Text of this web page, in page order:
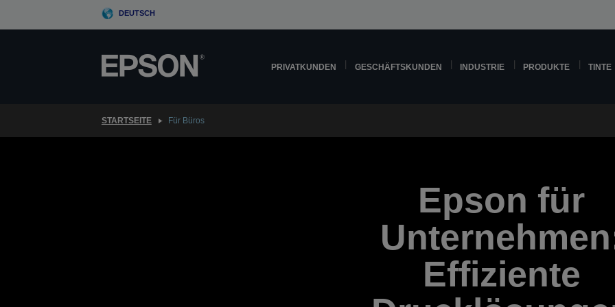
DEUTSCH
PRIVATKUNDEN GESCHÄFTSKUNDEN INDUSTRIE PRODUKTE TINTE
STARTSEITE Für Büros
Epson für
Effiziente